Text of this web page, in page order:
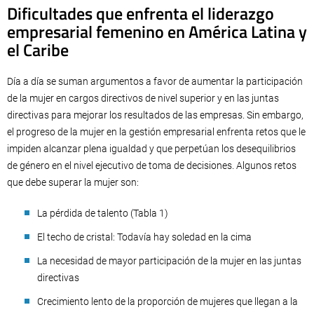
Dificultades que enfrenta el liderazgo
empresarial femenino en América Latina y
el Caribe
Día a día se suman argumentos a favor de aumentar la participación
de la mujer en cargos directivos de nivel superior y en las juntas
directivas para mejorar los resultados de las empresas. Sin embargo,
el progreso de la mujer en la gestión empresarial enfrenta retos que le
impiden alcanzar plena igualdad y que perpetúan los desequilibrios
de género en el nivel ejecutivo de toma de decisiones. Algunos retos
que debe superar la mujer son:
La pérdida de talento (Tabla 1)
El techo de cristal: Todavía hay soledad en la cima
La necesidad de mayor participación de la mujer en las juntas
directivas
Crecimiento lento de la proporción de mujeres que llegan a la